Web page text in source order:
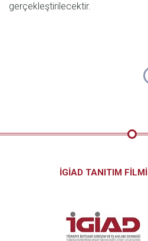
gerçekleştirilecektir.
İGİAD TANITIM FİLMİ